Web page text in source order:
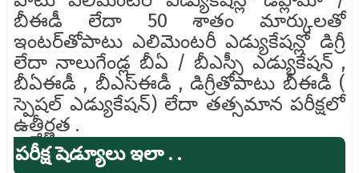
బీఈడీ లేదా 50 శాతం మార్కులతో
ఇంటర్‌తోపాటు ఎలిమెంటరీ ఎడ్యుకేషన్లో డిగ్రీ
లేదా నాలుగేండ్ల బీఏ / బీఎస్సీ ఎడ్యుకేషన్ ,
బీఏఈడీ , బీఎస్ఈడీ , డిగ్రీతోపాటు బీఈడీ (
స్పెషల్ ఎడ్యుకేషన్) లేదా తత్సమాన పరీక్షలో
ఉత్తీర్ణత .
పరీక్ష షెడ్యూలు ఇలా . .